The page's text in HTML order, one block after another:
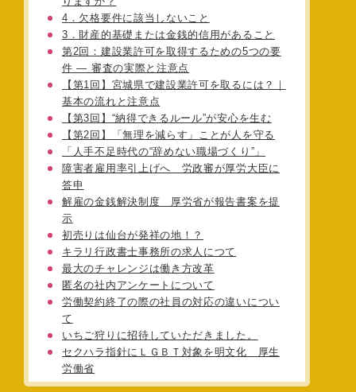
4．欠格要件に該当しないこと
3．財産的基礎または金銭的信用があること
第2回：建設業許可を取得するための5つの要
件 ― 審査の実際と注意点
【第1回】宮城県で建設業許可を取るには？｜
基本の流れと注意点
【第3回】“納得できるルール”が安心を生む
【第2回】「無理を減らす」ことが人を守る
「人手不足時代の“辞めない職場づくり”」
障害者雇用率引上げへ 労政審が厚労大臣に
答申
解雇の金銭解決制度 厚労省が報告書案を提
示
初売りは仙台が発祥の地！？
キラリ行政書士事務所の求人につて
最大のチャレンジは働き方改革
匿名の社内アンケートについて
労働契約終了の際の社員の対応の違いについ
て
いちご狩りに招待していただきました。
セクハラ指針にＬＧＢＴ対象を明文化 厚生
労働省